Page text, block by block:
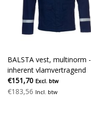
BALSTA vest, multinorm -
inherent vlamvertragend
€151,70 Excl. btw
€183,56 Incl. btw